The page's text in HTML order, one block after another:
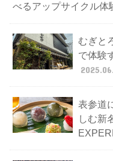
べるアップサイクル体
むぎと
で体験
表参道
しむ新